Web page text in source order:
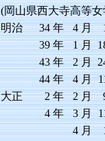
(岡山県西大寺高等
明治
34 年 4 月
39 年 1 月
43 年 2 月
44 年 4 月
大正
2 年 2 月
4 年 3 月
4 月